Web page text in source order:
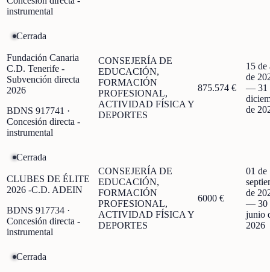
instrumental
Cerrada
Fundación Canaria
C.D. Tenerife -
Subvención directa
2026
BDNS 917741 ·
Concesión directa -
instrumental
CONSEJERÍA DE
EDUCACIÓN,
FORMACIÓN
PROFESIONAL,
ACTIVIDAD FÍSICA Y
DEPORTES
875.574 €
15 de
de
— 31
de
Cerrada
CLUBES DE ÉLITE
2026 -C.D. ADEIN
BDNS 917734 ·
Concesión directa -
instrumental
CONSEJERÍA DE
EDUCACIÓN,
FORMACIÓN
PROFESIONAL,
ACTIVIDAD FÍSICA Y
DEPORTES
6000 €
01 de
de
— 30
junio
2026
Cerrada